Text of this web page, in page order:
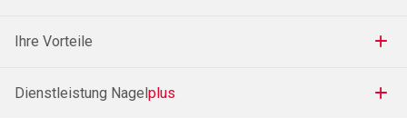
Ihre Vorteile
Dienstleistung Nagel plus